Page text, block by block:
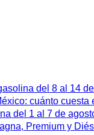
del 8 al 14
cuánto cuesta
del 1 al 7 de
Premium y